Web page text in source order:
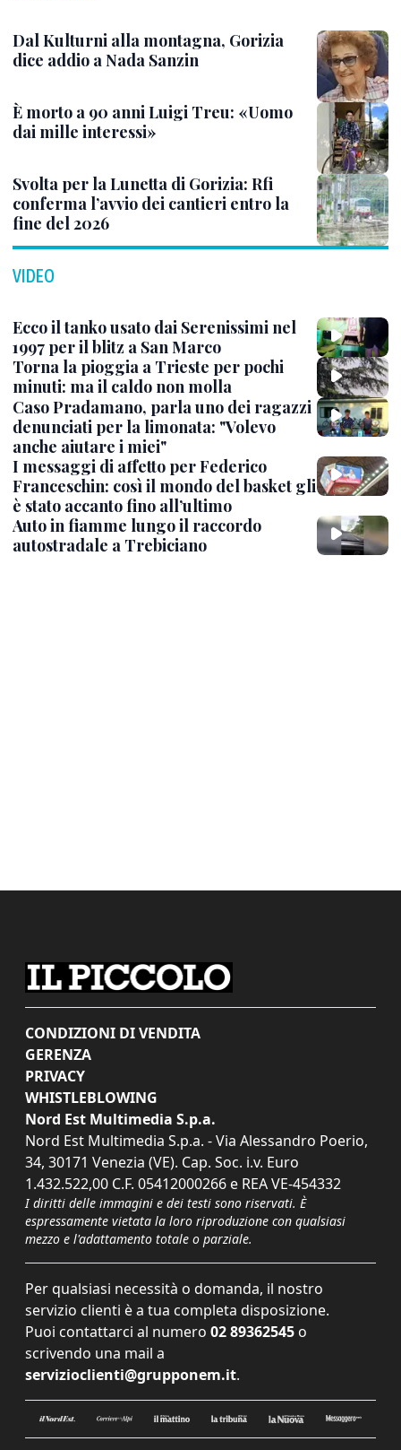
Dal Kulturni alla montagna, Gorizia
dice addio a Nada Sanzin
È morto a 90 anni Luigi Treu: «Uomo
dai mille interessi»
Svolta per la Lunetta di Gorizia: Rfi
conferma l’avvio dei cantieri entro la
fine del 2026
VIDEO
Ecco il tanko usato dai Serenissimi nel
1997 per il blitz a San Marco
Torna la pioggia a Trieste per pochi
minuti: ma il caldo non molla
Caso Pradamano, parla uno dei ragazzi
denunciati per la limonata: "Volevo
anche aiutare i miei"
I messaggi di affetto per Federico
Franceschin: così il mondo del basket gli
è stato accanto fino all’ultimo
Auto in fiamme lungo il raccordo
autostradale a Trebiciano
CONDIZIONI DI VENDITA
GERENZA
PRIVACY
WHISTLEBLOWING
Nord Est Multimedia S.p.a.
Nord Est Multimedia S.p.a. - Via Alessandro Poerio,
34, 30171 Venezia (VE). Cap. Soc. i.v. Euro
1.432.522,00 C.F. 05412000266 e REA VE-454332
I diritti delle immagini e dei testi sono riservati. È
espressamente vietata la loro riproduzione con qualsiasi
mezzo e l'adattamento totale o parziale.
Per qualsiasi necessità o domanda, il nostro
servizio clienti è a tua completa disposizione.
Puoi contattarci al numero 02 89362545 o
scrivendo una mail a
servizioclienti@grupponem.it.